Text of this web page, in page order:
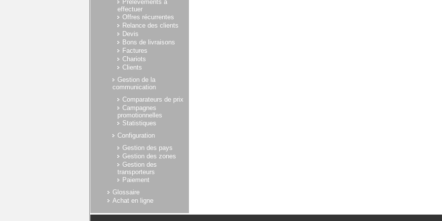
Prélèvements à
effectuer
Offres récurrentes
Relance des clients
Devis
Bons de livraisons
Factures
Chariots
Clients
Gestion de la
communication
Comparateurs de prix
Campagnes
promotionnelles
Statistiques
Configuration
Gestion des pays
Gestion des zones
Gestion des
transporteurs
Paiement
Glossaire
Achat en ligne